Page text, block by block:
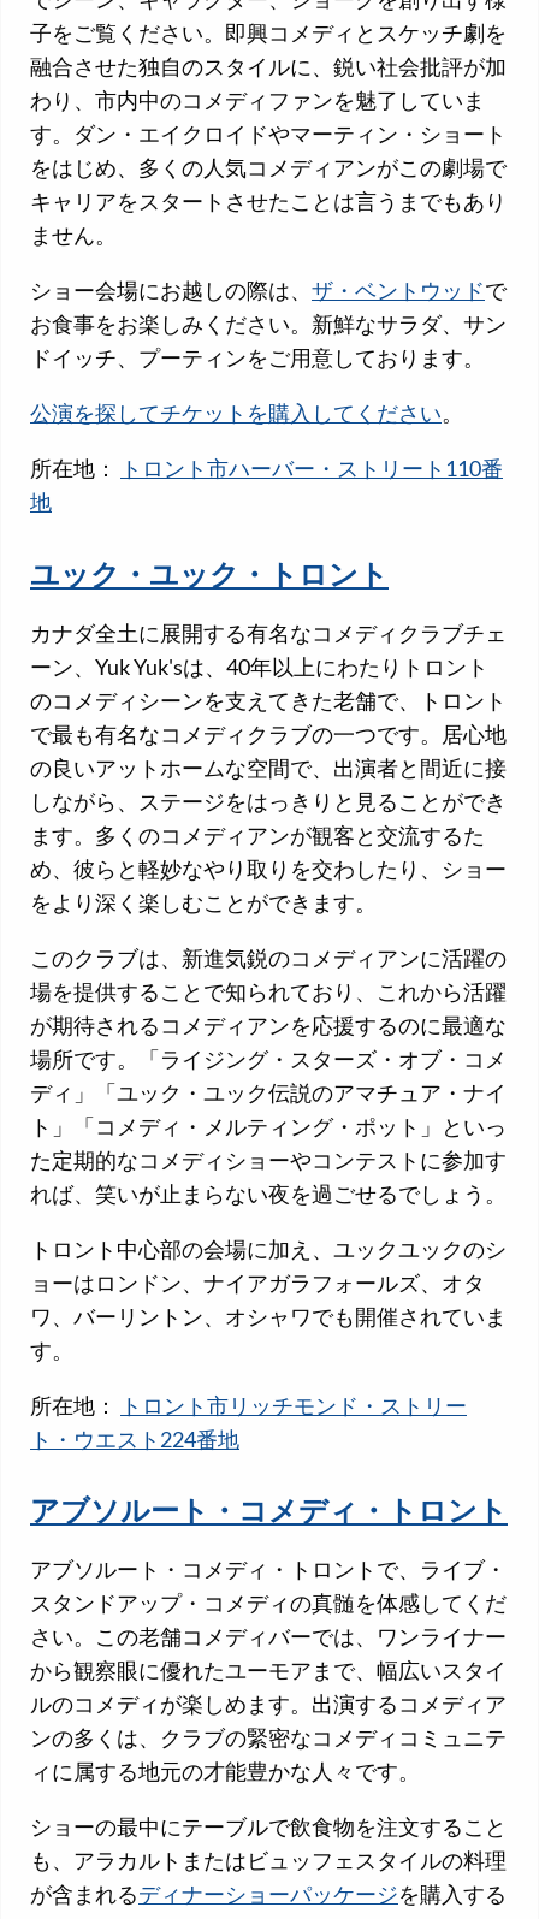
子をご覧ください。即興コメディとスケッチ劇を
融合させた独自のスタイルに、鋭い社会批評が加
わり、市内中のコメディファンを魅了していま
す。ダン・エイクロイドやマーティン・ショート
をはじめ、多くの人気コメディアンがこの劇場で
キャリアをスタートさせたことは言うまでもあり
ません。
ショー会場にお越しの際は、 ザ・ベントウッドで
お食事をお楽しみください。新鮮なサラダ、サン
ドイッチ、プーティンをご用意しております。
公演を探してチケットを購入してください。
所在地：
トロント市ハーバー・ストリート110番
地
ユック・ユック・トロント
カナダ全土に展開する有名なコメディクラブチェ
ーン、Yuk Yuk'sは、40年以上にわたりトロント
のコメディシーンを支えてきた老舗で、トロント
で最も有名なコメディクラブの一つです。居心地
の良いアットホームな空間で、出演者と間近に接
しながら、ステージをはっきりと見ることができ
ます。多くのコメディアンが観客と交流するた
め、彼らと軽妙なやり取りを交わしたり、ショー
をより深く楽しむことができます。
このクラブは、新進気鋭のコメディアンに活躍の
場を提供することで知られており、これから活躍
が期待されるコメディアンを応援するのに最適な
場所です。「ライジング・スターズ・オブ・コメ
ディ」「ユック・ユック伝説のアマチュア・ナイ
ト」「コメディ・メルティング・ポット」といっ
た定期的なコメディショーやコンテストに参加す
れば、笑いが止まらない夜を過ごせるでしょう。
トロント中心部の会場に加え、ユックユックのシ
ョーはロンドン、ナイアガラフォールズ、オタ
ワ、バーリントン、オシャワでも開催されていま
す。
所在地：
トロント市リッチモンド・ストリー
ト・ウエスト224番地
アブソルート・コメディ・トロント
アブソルート・コメディ・トロントで、ライブ・
スタンドアップ・コメディの真髄を体感してくだ
さい。この老舗コメディバーでは、ワンライナー
から観察眼に優れたユーモアまで、幅広いスタイ
ルのコメディが楽しめます。出演するコメディア
ンの多くは、クラブの緊密なコメディコミュニテ
ィに属する地元の才能豊かな人々です。
ショーの最中にテーブルで飲食物を注文すること
も、アラカルトまたはビュッフェスタイルの料理
が含まれるディナーショーパッケージを購入する